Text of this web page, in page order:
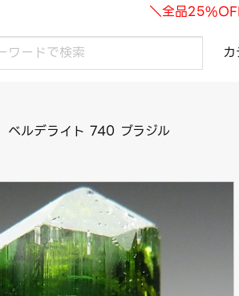
＼全品
ベルデライト 740 ブラジル